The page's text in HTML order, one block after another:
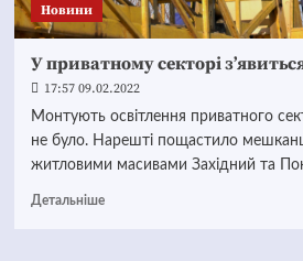
Новини
У приватному секторі
17:57 09.02.2022
Монтують освітлення приватного
не було. Нарешті пощастило
житловими масивами Західний та
Детальніше